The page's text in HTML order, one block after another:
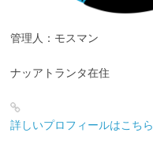
管理人：モスマン
ナッアトランタ在住
詳しいプロフィールはこちら